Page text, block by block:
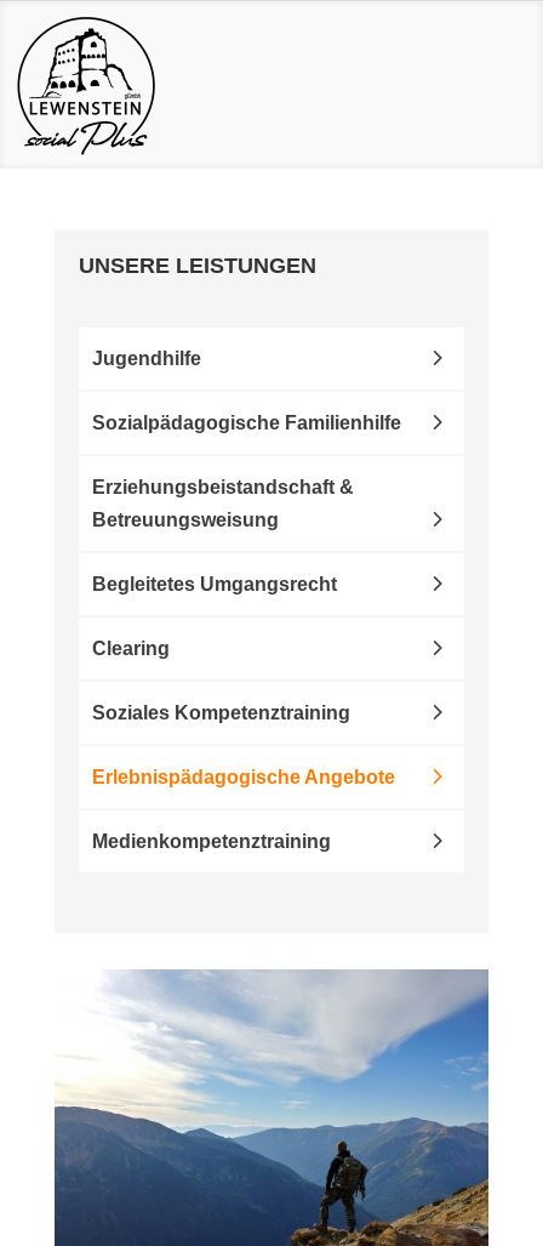
UNSERE LEISTUNGEN
Jugendhilfe
Sozialpädagogische Familienhilfe
Erziehungsbeistandschaft &
Betreuungsweisung
Begleitetes Umgangsrecht
Clearing
Soziales Kompetenztraining
Erlebnispädagogische Angebote
Medienkompetenztraining